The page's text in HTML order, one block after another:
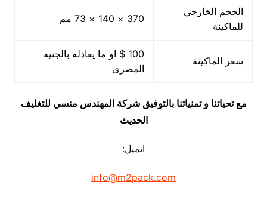
الحجم الخارجي
للماكينة
370 × 140 × 73 مم
سعر الماكينة
100 $ او ما يعادله بالجنيه
المصرى
مع تحياتنا و تمنياتنا بالتوفيق شركة المهندس منسي للتغليف
الحديث
ايميل:
info@m2pack.com